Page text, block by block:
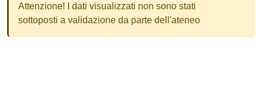
Attenzione! I dati visualizzati non sono stati
sottoposti a validazione da parte dell'ateneo